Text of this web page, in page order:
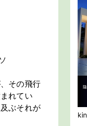
その飛行
れてい
ぶそれが